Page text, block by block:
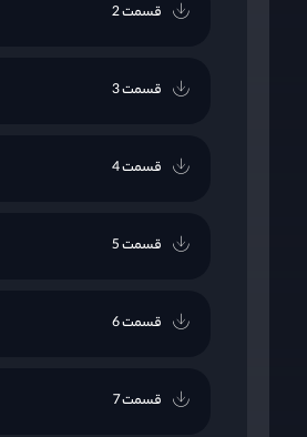
قسمت 2
قسمت 3
قسمت 4
قسمت 5
قسمت 6
قسمت 7